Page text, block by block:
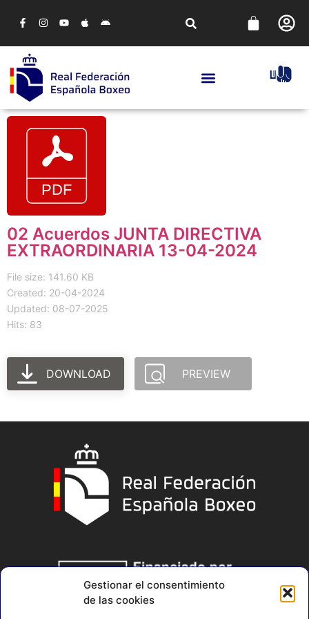
Gestionar el consentimiento
de las cookies
02 Acuerdos JUNTA DIRECTIVA
EXTRAORDINARIA 13-04-2024
File size: 141.60 KB
Created: 20-04-2024
Updated: 08-07-2025
Hits: 83
DOWNLOAD PREVIEW